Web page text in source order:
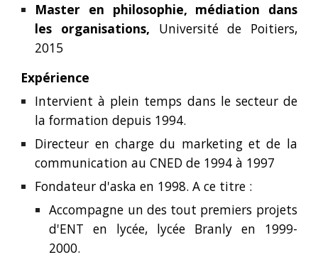
Master en philosophie, médiation dans
les organisations, Université de Poitiers,
2015
Expérience
Intervient à plein temps dans le secteur de
la formation depuis 1994.
Directeur en charge du marketing et de la
communication au CNED de 1994 à 1997
Fondateur d'aska en 1998. A ce titre :
Accompagne un des tout premiers projets
d'ENT en lycée, lycée Branly en 1999-
2000.